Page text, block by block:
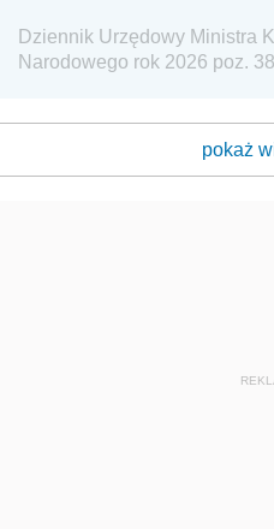
Dziennik Urzędowy Ministra
Narodowego rok 2026 poz. 38
pokaż